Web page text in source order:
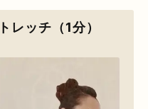
ッチ（1分）